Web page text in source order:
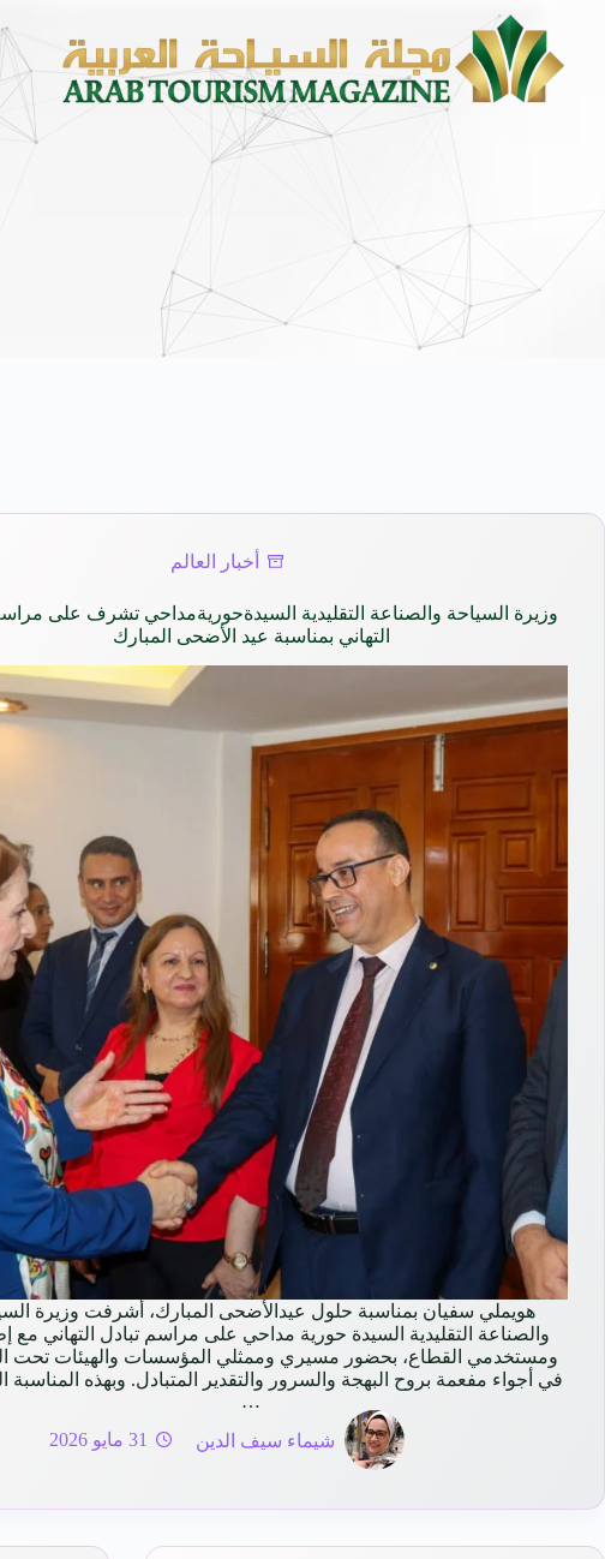
أخبار العالم
وزيرة السياحة والصناعة التقليدية السيدةحوريةمداحي تشرف على
التهاني بمناسبة عيد الأضحى المبارك
هويملي سفيان بمناسبة حلول عيدالأضحى المبارك، أشرفت وزيرة
والصناعة التقليدية السيدة حورية مداحي على مراسم تبادل التهاني مع
ومستخدمي القطاع، بحضور مسيري وممثلي المؤسسات والهيئات تحت
في أجواء مفعمة بروح البهجة والسرور والتقدير المتبادل. وبهذه المناسبة
…
شيماء سيف الدين
31 مايو 2026